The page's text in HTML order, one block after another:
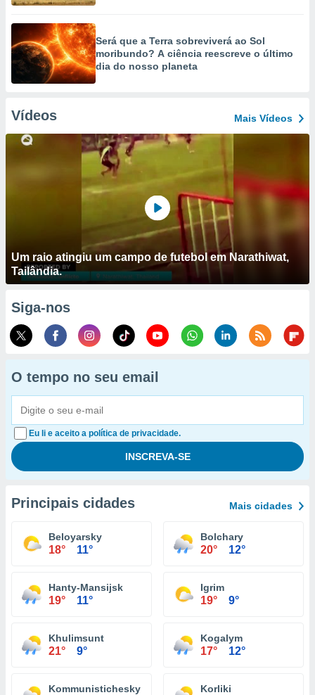
Será que a Terra sobreviverá ao Sol
moribundo? A ciência reescreve o último
dia do nosso planeta
Vídeos Mais Vídeos
Um raio atingiu um campo de futebol em Narathiwat,
Tailândia.
Siga-nos
O tempo no seu email
Eu li e aceito a política de privacidade.
Principais cidades Mais cidades
Beloyarsky
18° 11°
Bolchary
20° 12°
Hanty-Mansijsk
19° 11°
Igrim
19° 9°
Khulimsunt
21° 9°
Kogalym
17° 12°
Kommunistichesky Korliki